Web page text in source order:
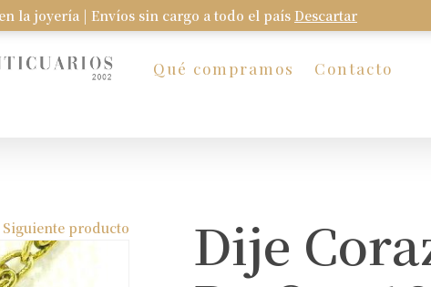
la joyería | Envíos sin cargo a todo el país Descartar
Qué compramos Contacto
Siguiente producto
Dije